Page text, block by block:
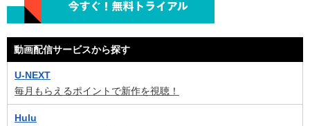
動画配信サービスから探す
U-NEXT
毎月もらえるポイントで新作を視聴！
Hulu